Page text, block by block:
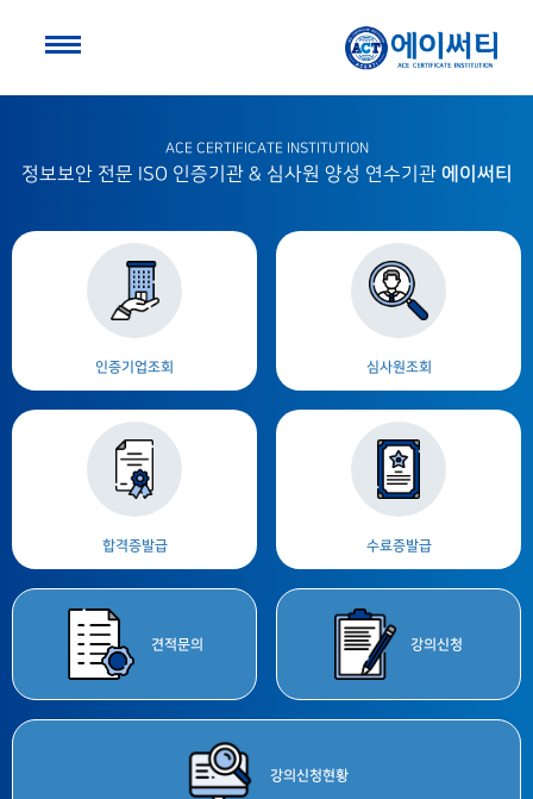
ACE CERTIFICATE INSTITUTION
정보보안 전문 ISO 인증기관 & 심사원 양성 연수기관 에이써티
인증기업조회 심사원조회
합격증발급 수료증발급
견적문의 강의 신청
강의 신청현황